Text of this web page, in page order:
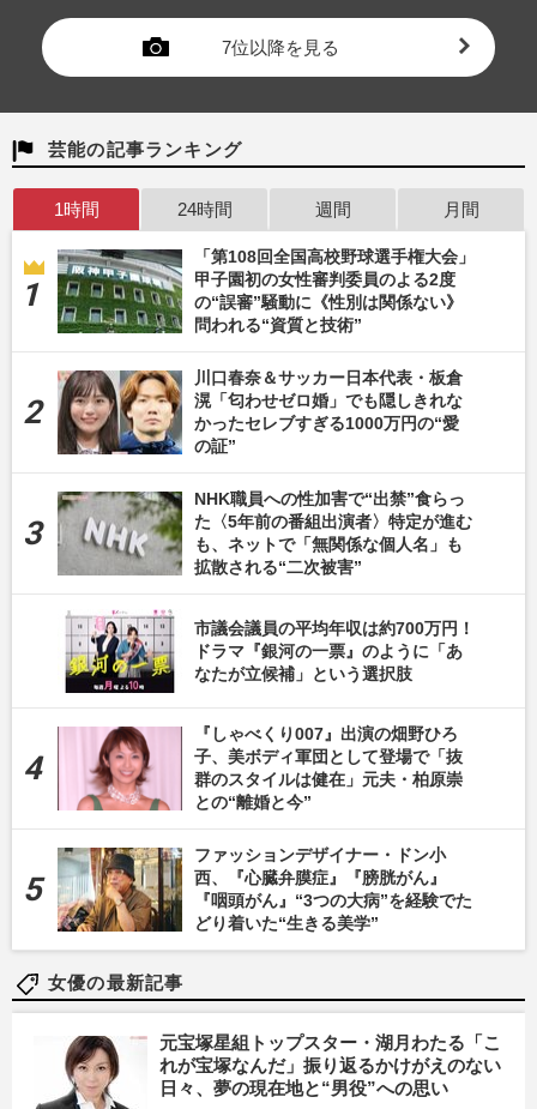
7位以降を見る
芸能の記事ランキング
1時間 24時間 週間 月間
「第108回全国高校野球選手権大会」
甲子園初の女性審判委員のよる2度
の“誤審”騒動に《性別は関係ない》
問われる“資質と技術”
川口春奈＆サッカー日本代表・板倉
滉「匂わせゼロ婚」でも隠しきれな
かったセレブすぎる1000万円の“愛
の証”
NHK職員への性加害で“出禁”食らっ
た〈5年前の番組出演者〉特定が進む
も、ネットで「無関係な個人名」も
拡散される“二次被害”
市議会議員の平均年収は約700万円！
ドラマ『銀河の一票』のように「あ
なたが立候補」という選択肢
『しゃべくり007』出演の畑野ひろ
子、美ボディ軍団として登場で「抜
群のスタイルは健在」元夫・柏原崇
との“離婚と今”
ファッションデザイナー・ドン小
西、『心臓弁膜症』『膀胱がん』
『咽頭がん』“3つの大病”を経験でた
どり着いた“生きる美学”
女優の最新記事
元宝塚星組トップスター・湖月わたる「こ
れが宝塚なんだ」振り返るかけがえのない
日々、夢の現在地と“男役”への思い